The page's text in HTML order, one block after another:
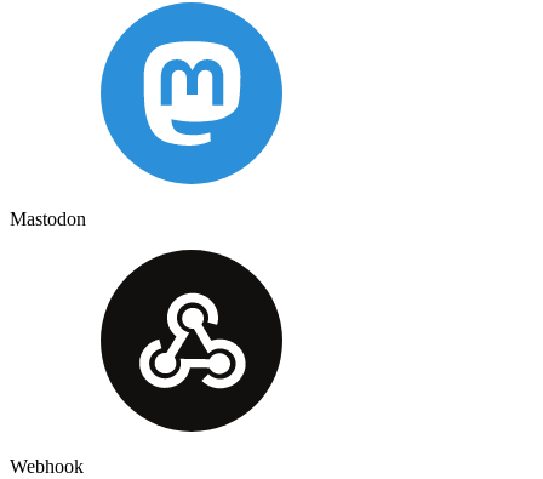
Mastodon
Webhook